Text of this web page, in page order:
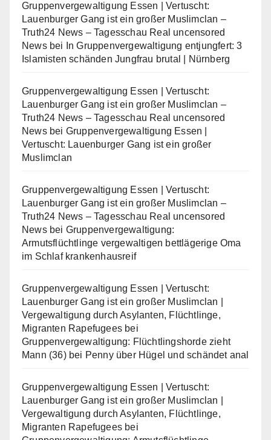
Gruppenvergewaltigung Essen | Vertuscht:
Lauenburger Gang ist ein großer Muslimclan –
Truth24 News – Tagesschau Real uncensored
Newsbei
In Gruppenvergewaltigung entjungfert: 3
Islamisten schänden Jungfrau brutal | Nürnberg
Gruppenvergewaltigung Essen | Vertuscht:
Lauenburger Gang ist ein großer Muslimclan –
Truth24 News – Tagesschau Real uncensored
Newsbei Gruppenvergewaltigung Essen |
Vertuscht: Lauenburger Gang ist ein großer
Muslimclan
Gruppenvergewaltigung Essen | Vertuscht:
Lauenburger Gang ist ein großer Muslimclan –
Truth24 News – Tagesschau Real uncensored
Newsbei Gruppenvergewaltigung:
Armutsflüchtlinge vergewaltigen bettlägerige Oma
im Schlaf krankenhausreif
Gruppenvergewaltigung Essen | Vertuscht:
Lauenburger Gang ist ein großer Muslimclan |
Vergewaltigung durch Asylanten, Flüchtlinge,
Migranten Rapefugees bei
Gruppenvergewaltigung: Flüchtlingshorde zieht
Mann (36) bei Penny über Hügel und schändet anal
Gruppenvergewaltigung Essen | Vertuscht:
Lauenburger Gang ist ein großer Muslimclan |
Vergewaltigung durch Asylanten, Flüchtlinge,
Migranten Rapefugees bei